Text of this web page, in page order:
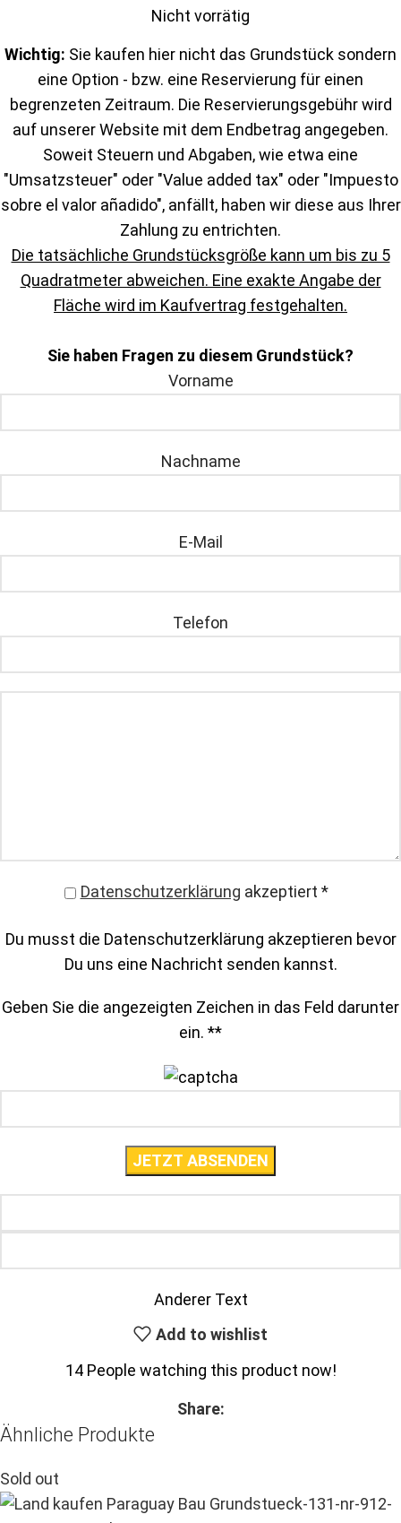
Nicht vorrätig
Wichtig: Sie kaufen hier nicht das Grundstück sondern
eine Option - bzw. eine Reservierung für einen
begrenzeten Zeitraum. Die Reservierungsgebühr wird
auf unserer Website mit dem Endbetrag angegeben.
Soweit Steuern und Abgaben, wie etwa eine
"Umsatzsteuer" oder "Value added tax" oder "Impuesto
sobre el valor añadido", anfällt, haben wir diese aus Ihrer
Zahlung zu entrichten.
Die tatsächliche Grundstücksgröße kann um bis zu 5
Quadratmeter abweichen. Eine exakte Angabe der
Fläche wird im Kaufvertrag festgehalten.
Sie haben Fragen zu diesem Grundstück?
Vorname
Nachname
E-Mail
Telefon
Datenschutzerklärung akzeptiert *
Du musst die Datenschutzerklärung akzeptieren bevor
Du uns eine Nachricht senden kannst.
Geben Sie die angezeigten Zeichen in das Feld darunter
ein. **
Anderer Text
Add to wishlist
14 People watching this product now!
Share:
Ähnliche Produkte
Sold out